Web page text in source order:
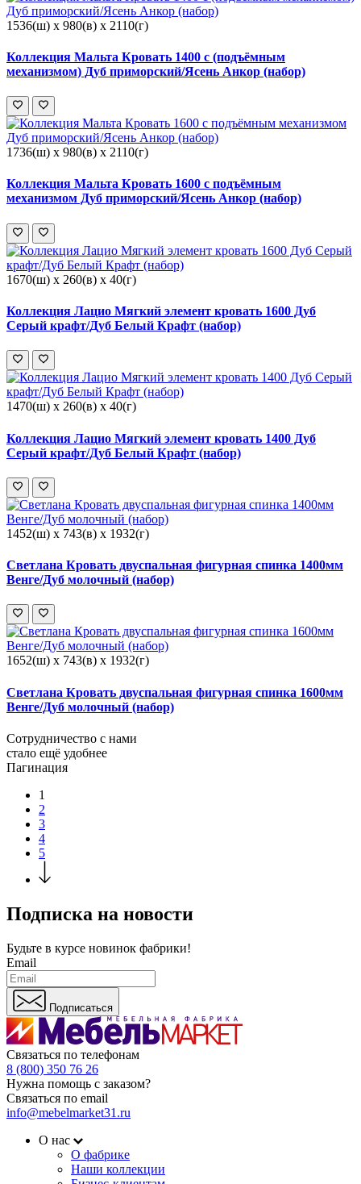
1536(ш) x 980(в) x 2110(г)
Коллекция Мальта Кровать 1400 с (подъёмным
механизмом) Дуб приморский/Ясень Анкор (набор)
1736(ш) x 980(в) x 2110(г)
Коллекция Мальта Кровать 1600 с подъёмным
механизмом Дуб приморский/Ясень Анкор (набор)
1670(ш) x 260(в) x 40(г)
Коллекция Лацио Мягкий элемент кровать 1600 Дуб
Серый крафт/Дуб Белый Крафт (набор)
1470(ш) x 260(в) x 40(г)
Коллекция Лацио Мягкий элемент кровать 1400 Дуб
Серый крафт/Дуб Белый Крафт (набор)
1452(ш) x 743(в) x 1932(г)
Светлана Кровать двуспальная фигурная спинка 1400мм
Венге/Дуб молочный (набор)
1652(ш) x 743(в) x 1932(г)
Светлана Кровать двуспальная фигурная спинка 1600мм
Венге/Дуб молочный (набор)
Сотрудничество с нами
стало ещё удобнее
Пагинация
1
2
3
4
5
Подписка на новости
Будьте в курсе новинок фабрики!
Email
Подписаться
Связаться по телефонам
8 (800) 350 76 26
Нужна помощь с заказом?
Связаться по email
info@mebelmarket31.ru
О нас
О фабрике
Наши коллекции